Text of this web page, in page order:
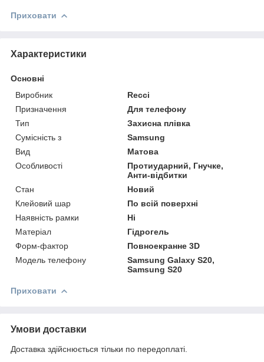
Приховати
Характеристики
Основні
Виробник
Recci
Призначення
Для телефону
Тип
Захисна плівка
Сумісність з
Samsung
Вид
Матова
Особливості
Протиударний, Гнучке,
Анти-відбитки
Стан
Новий
Клейовий шар
По всій поверхні
Наявність рамки
Ні
Матеріал
Гідрогель
Форм-фактор
Повноекранне 3D
Модель телефону
Samsung Galaxy S20,
Samsung S20
Приховати
Умови доставки
Доставка здійснюється тільки по передоплаті.